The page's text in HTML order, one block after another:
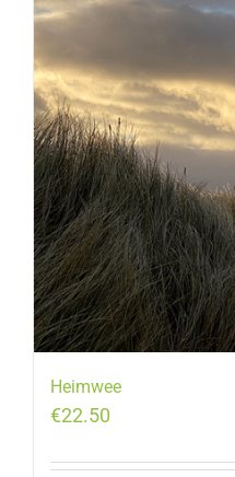
Heimwee
€22.50